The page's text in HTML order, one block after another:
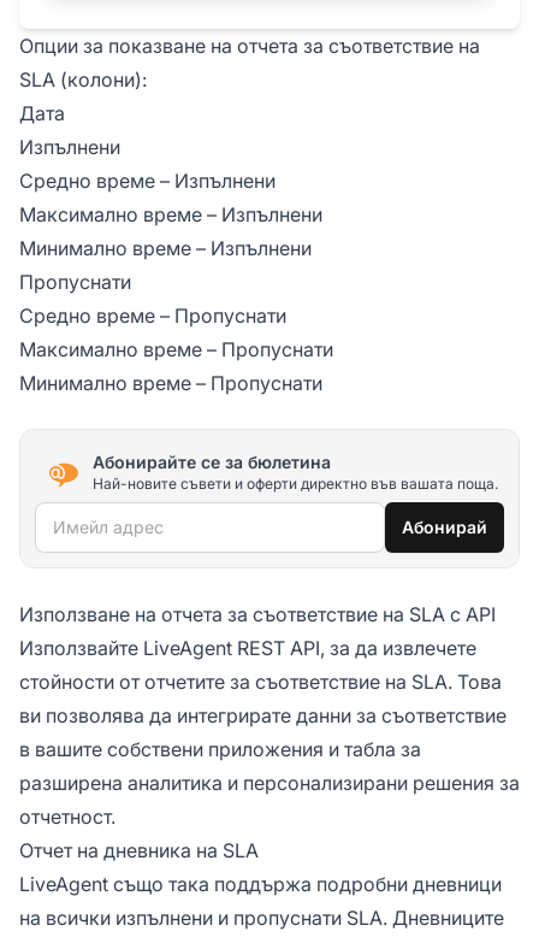
Опции за показване на отчета за съответствие на
SLA (колони):
Дата
Изпълнени
Средно време – Изпълнени
Максимално време – Изпълнени
Минимално време – Изпълнени
Пропуснати
Средно време – Пропуснати
Максимално време – Пропуснати
Минимално време – Пропуснати
Абонирайте се за бюлетина
Най-новите съвети и оферти директно във вашата поща.
Имейл адрес Абонирай
Използване на отчета за съответствие на SLA с API
Използвайте LiveAgent REST API, за да извлечете
стойности от отчетите за съответствие на SLA. Това
ви позволява да интегрирате данни за съответствие
в вашите собствени приложения и табла за
разширена аналитика и персонализирани решения за
отчетност.
Отчет на дневника на SLA
LiveAgent също така поддържа подробни дневници
на всички изпълнени и пропуснати SLA. Дневниците